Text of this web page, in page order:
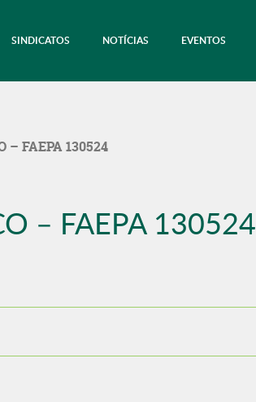
SINDICATOS NOTÍCIAS EVENTOS
– FAEPA 130524
– FAEPA 130524